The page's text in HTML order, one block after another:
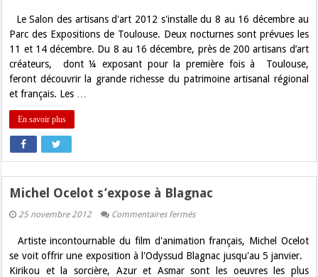
des
artisans
2012
cette
de
Le Salon des artisans d'art 2012 s'installe du 8 au 16 décembre au
Parc des Expositions de Toulouse. Deux nocturnes sont prévues les
11 et 14 décembre. Du 8 au 16 décembre, près de 200 artisans d’art
créateurs, dont ¼ exposant pour la première fois à Toulouse,
feront découvrir la grande richesse du patrimoine artisanal régional
et français. Les …
En savoir plus
Michel Ocelot s’expose à Blagnac
25 novembre 2012 Commentaires ferméssur
s’expose
à
Blagnac
Artiste incontournable du film d'animation français, Michel Ocelot
se voit offrir une exposition à l'Odyssud Blagnac jusqu'au 5 janvier.
Kirikou et la sorcière, Azur et Asmar sont les oeuvres les plus